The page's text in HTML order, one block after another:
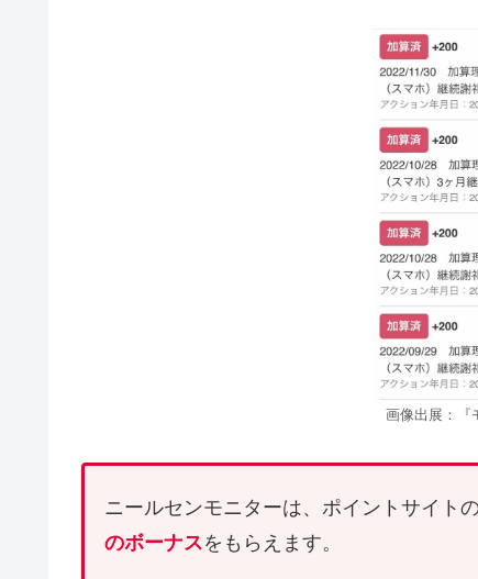
画像出展：『
ニールセンモニターは、ポイントサイトの
のボーナスをもらえます。